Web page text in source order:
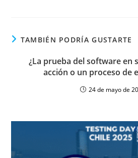
TAMBIÉN PODRÍA GUSTARTE
¿La prueba del software en
acción o un proceso de
24 de mayo de